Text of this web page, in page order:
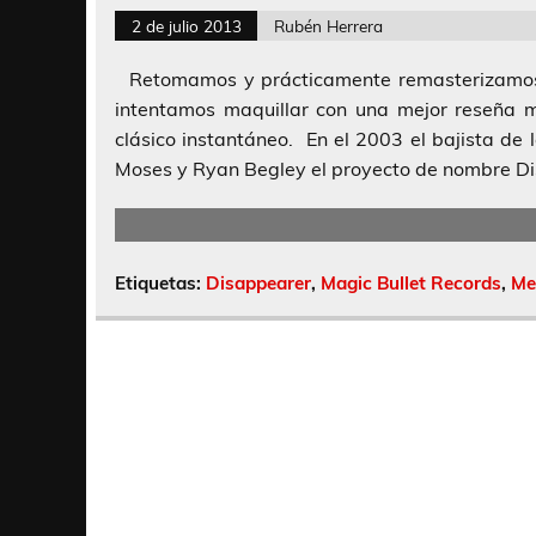
2 de julio 2013 Rubén Herrera
Retomamos y prácticamente
intentamos maquillar con una mejor reseña
clásico instantáneo. En el 2003 el bajista de
Moses y Ryan Begley el proyecto de nombre
Etiquetas: Disappearer, Magic Bullet Records,